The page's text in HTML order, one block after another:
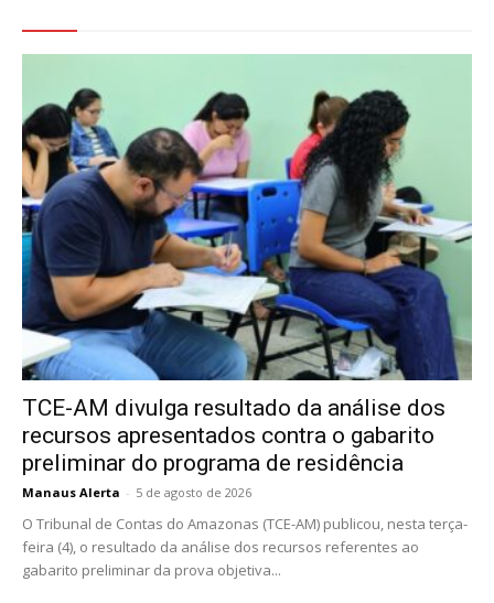
TCE-AM divulga resultado da análise dos
recursos apresentados contra o gabarito
preliminar do programa de residência
Manaus Alerta - 5 de agosto de 2026
O Tribunal de Contas do Amazonas (TCE-AM) publicou, nesta terça-
feira (4), o resultado da análise dos recursos referentes ao
gabarito preliminar da prova objetiva...